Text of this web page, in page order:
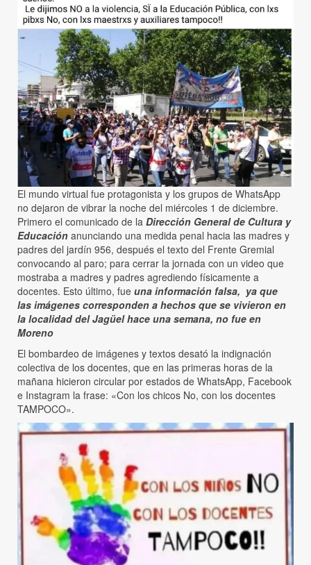
El mundo virtual fue protagonista y los grupos de WhatsApp
no dejaron de vibrar la noche del miércoles 1 de diciembre.
Primero el comunicado de la Dirección General de Cultura y
Educación anunciando una medida penal hacia las madres y
padres del jardín 956, después el texto del Frente Gremial
convocando al paro; para cerrar la jornada con un video que
mostraba a madres y padres agrediendo físicamente a
docentes. Esto último, fue una información falsa, ya que
las imágenes corresponden a hechos que se vivieron en
la localidad del Jagüel hace una semana, no fue en
Moreno
El bombardeo de imágenes y textos desató la indignación
colectiva de los docentes, que en las primeras horas de la
mañana hicieron circular por estados de WhatsApp, Facebook
e Instagram la frase: «Con los chicos No, con los docentes
TAMPOCO».